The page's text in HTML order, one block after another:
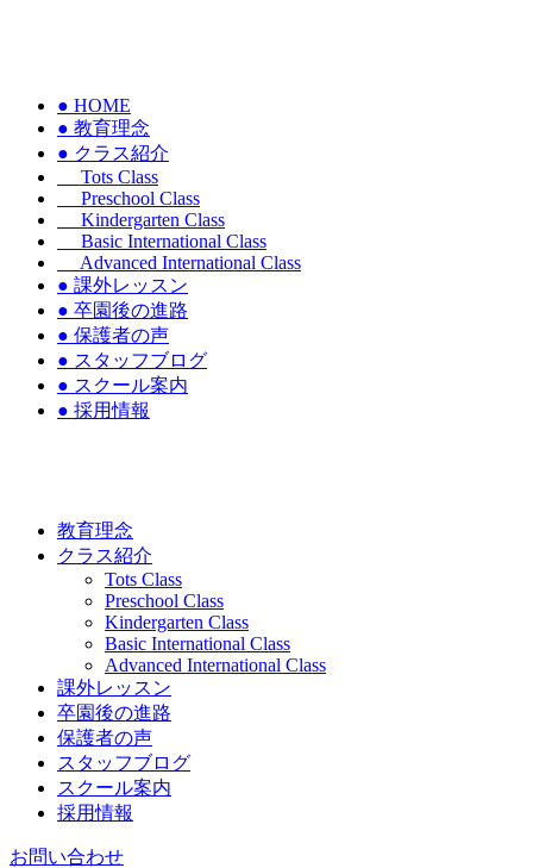
● HOME
● 教育理念
● クラス紹介
Tots Class
Preschool Class
Kindergarten Class
Basic International Class
Advanced International Class
● 課外レッスン
● 卒園後の進路
● 保護者の声
● スタッフブログ
● スクール案内
● 採用情報
教育理念
クラス紹介
Tots Class
Preschool Class
Kindergarten Class
Basic International Class
Advanced International Class
課外レッスン
卒園後の進路
保護者の声
スタッフブログ
スクール案内
採用情報
お問い合わせ